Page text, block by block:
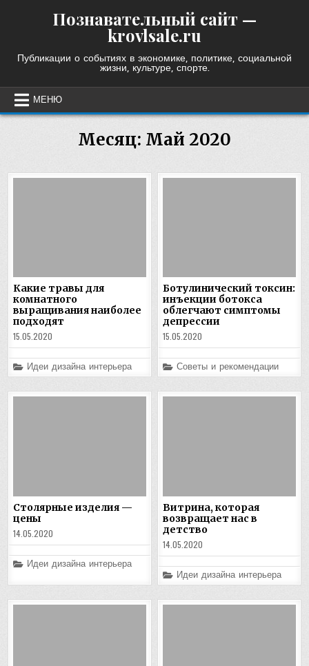
Познавательный сайт —
krovlsale.ru
Публикации о событиях в экономике, политике, социальной
жизни, культуре, спорте.
МЕНЮ
Месяц: Май 2020
Какие травы для
комнатного
выращивания наиболее
подходят
15.05.2020
Posted
in
Идеи дизайна интерьера
Ботулинический токсин:
инъекции ботокса
облегчают симптомы
депрессии
15.05.2020
Posted
in
Советы и рекомендации
Столярные изделия —
цены
14.05.2020
Posted
in
Идеи дизайна интерьера
Витрина, которая
возвращает нас в
детство
14.05.2020
Posted
in
Идеи дизайна интерьера